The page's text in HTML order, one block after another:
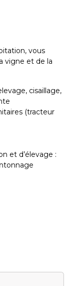
vous
vigne et de la
cisaillage,
(tracteur
et d’élevage :